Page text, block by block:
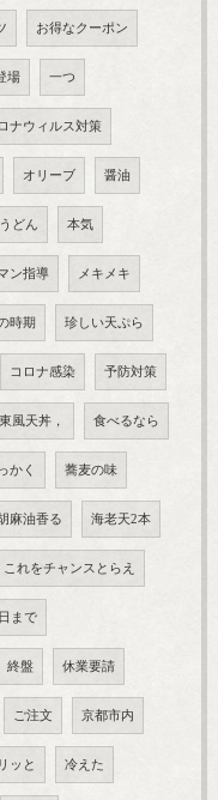
お得なクーポン
場 一つ
ナウィルス対策
オリーブ 醤油
どん 本気
ン指導 メキメキ
時期 珍しい天ぷら
コロナ感染 予防対策
風天丼， 食べるなら
かく 蕎麦の味
麻油香る 海老天2本
これをチャンスとらえ
まで
終盤 休業要請
ご注文 京都市内
ッと 冷えた